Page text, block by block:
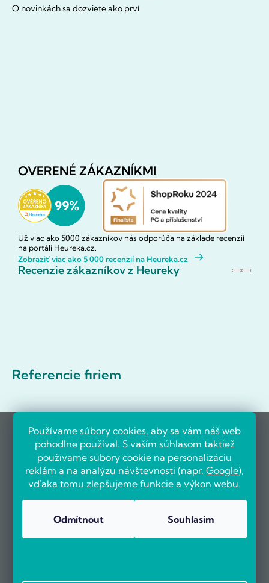
Používame súbory cookies, aby sa vám náš web
pohodlne používal. S vaším súhlasom taktiež
používame súbory cookie na personalizáciu
reklám a na analýzu návštevnosti (napr. Google),
vďaka tomu zlepšujeme funkcie a výkon webu.
Odmítnout Souhlasím
O novinkách sa dozviete ako prví
OVERENÉ ZÁKAZNÍKMI
Už viac ako 5000 zákazníkov nás odporúča na základe recenzií
na portáli Heureka.cz.
Zobraziť viac ako 5 000 recenzií na Heureka.cz
Recenzie zákazníkov z Heureky
Referencie firiem